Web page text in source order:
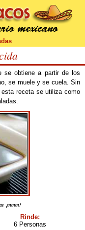
se obtiene a partir de los
se muele y se cuela. Sin
receta se utiliza como
¡mmm!
Rinde:
6 Personas